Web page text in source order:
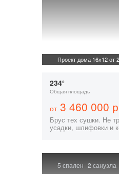
Проект дома 16х12 от
234²
Общая площадь
от3 460 000
Брус тех сушки. Не
усадки, шлифовки и
5 спален 2 санузла